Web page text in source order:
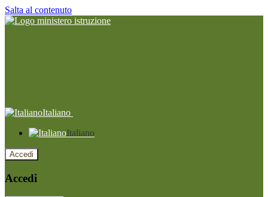
Salta al contenuto
Italiano
Italiano
Accedi
Accedi